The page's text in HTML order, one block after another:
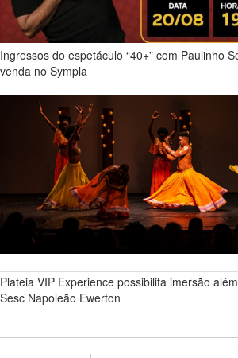
Ingressos do espetáculo “40+” com Paulinho
venda no Sympla
Plateia VIP Experience possibilita imersão
Sesc Napoleão Ewerton